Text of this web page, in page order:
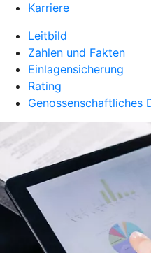
Karriere
Leitbild
Zahlen und Fakten
Einlagensicherung
Rating
Genossenschaftliches